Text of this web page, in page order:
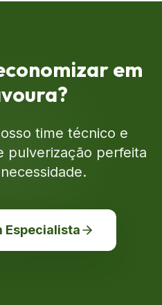
em
time técnico e
pulverização perfeita
Especialista